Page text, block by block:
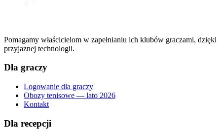
Pomagamy właścicielom w zapełnianiu ich klubów graczami, dzięki
przyjaznej technologii.
Dla graczy
Logowanie dla graczy
Obozy tenisowe — lato 2026
Kontakt
Dla recepcji